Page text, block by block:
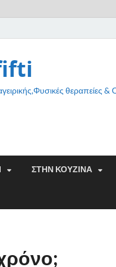
θεραπείες &
ΣΤΗΝ ΚΟΥΖΙΝΑ